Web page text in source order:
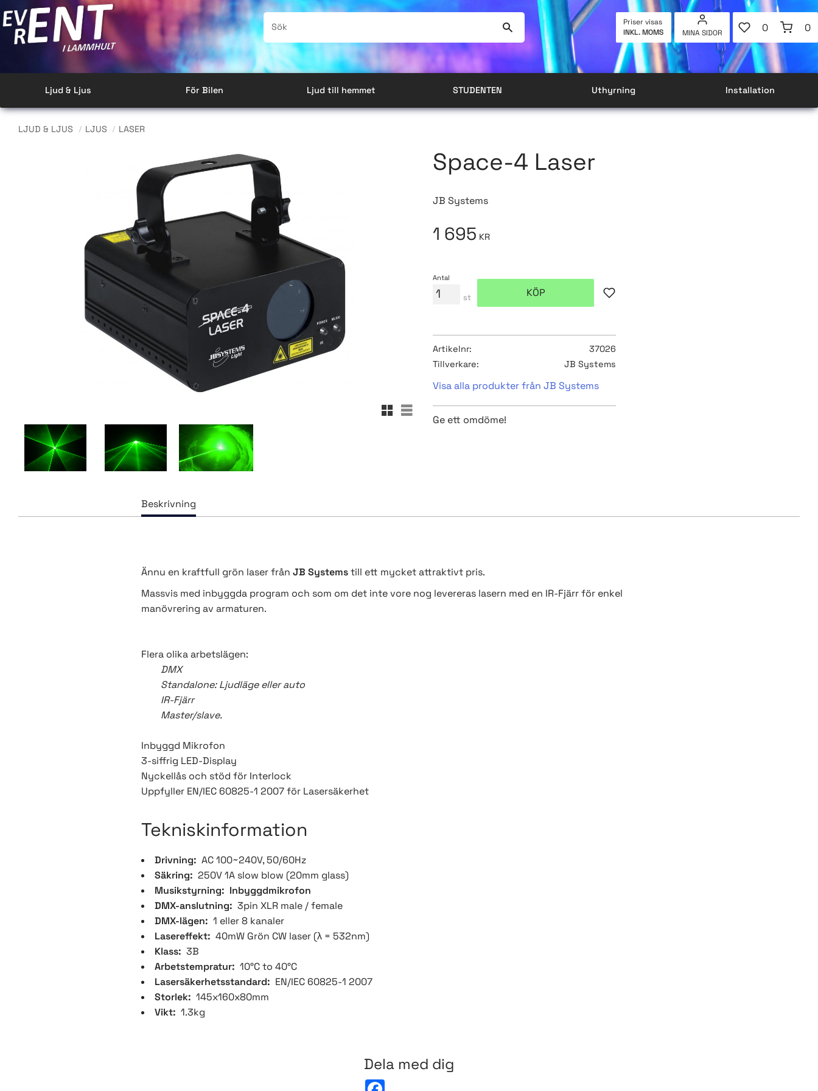
Priser visas
INKL. MOMS
MINA SIDOR
FAVORITER
ANTAL
0 0
Ljud & Ljus För Bilen Ljud till hemmet STUDENTEN Uthyrning Installation
LJUD & LJUS LJUS LASER
Space-4 Laser
JB Systems
Rutnätsvy
Listvy
1 695 KR
Antal
st KÖP Lägg till i favoriter
Artikelnr
37026
Tillverkare
JB Systems
Visa alla produkter från JB Systems
Ge ett omdöme!
Ännu en kraftfull grön laser från JB Systemstill ett mycket attraktivt pris.
Massvis med inbyggda program och som om det inte vore nog levereras lasern med en IR-Fjärr för enkel
manövrering av armaturen.
Flera olika arbetslägen:
DMX
Standalone: Ljudläge eller auto
IR-Fjärr
Master/slave.
Inbyggd Mikrofon
3-siffrig LED-Display
Nyckellås och stöd för Interlock
Uppfyller EN/IEC 60825-1 2007 för Lasersäkerhet
Tekniskinformation
Drivning: AC 100~240V, 50/60Hz
Säkring: 250V 1A slow blow (20mm glass)
Musikstyrning: Inbyggdmikrofon
DMX-anslutning: 3pin XLR male / female
DMX-lägen: 1 eller 8 kanaler
Lasereffekt: 40mW Grön CW laser (λ = 532nm)
Klass: 3B
Arbetstempratur: 10°C to 40°C
Lasersäkerhetsstandard: EN/IEC 60825-1 2007
Storlek: 145x160x80mm
Vikt: 1.3kg
Dela med dig